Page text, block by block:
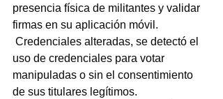
presencia física de militantes y validar
firmas en su aplicación móvil.
Credenciales alteradas, se detectó el
uso de credenciales para votar
manipuladas o sin el consentimiento
de sus titulares legítimos.